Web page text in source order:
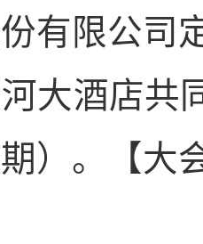
有限公司
大酒店共
）。【大